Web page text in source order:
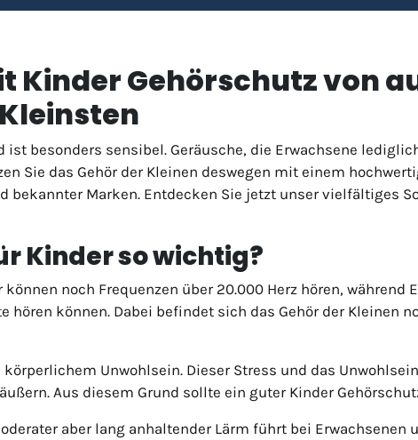
Kinder Gehörschutz von
besonders sensibel. Geräusche, die Erwachsene
Sie das Gehör der Kleinen deswegen mit einem
bekannter Marken. Entdecken Sie jetzt unser vielfältiges
Kinder so wichtig?
noch Frequenzen über 20.000 Herz hören, während
hören können. Dabei befindet sich das Gehör der Kleinen
Unwohlsein. Dieser Stress und das
Aus diesem Grund sollte ein guter Kinder
aber lang anhaltender Lärm führt bei Erwachsenen